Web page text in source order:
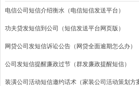
电信公司短信介绍衡水（电信短信发送平台）
功夫贷发短信到公司（短信发送平台网页版）
网贷公司发短信诉讼公告（网贷全面逾期怎么办）
公司发短信提醒廉政过节（群发廉政提醒短信）
装潢公司活动短信邀约话术（家装公司活动策划方